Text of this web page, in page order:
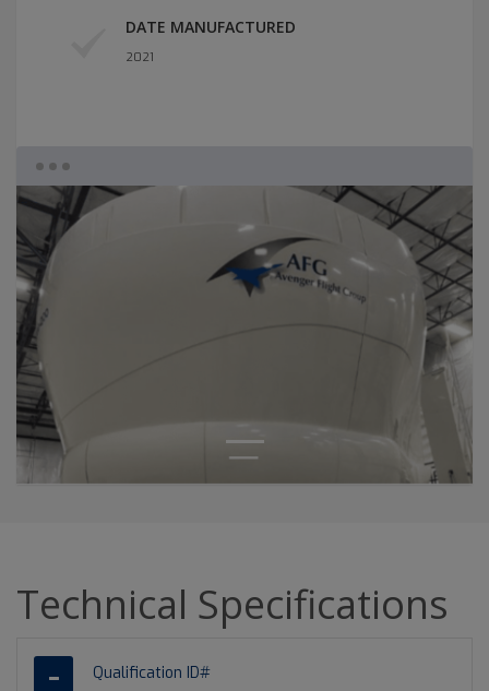
DATE MANUFACTURED
2021
Technical Specifications
Qualification ID#